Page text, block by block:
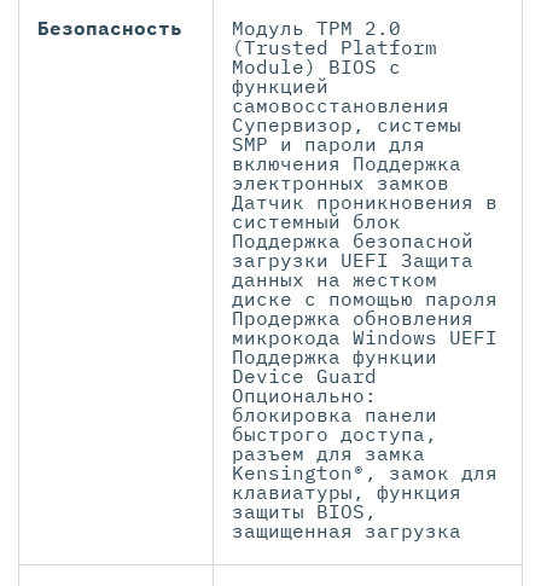
Безопасность
Модуль TPM 2.0
(Trusted Platform
Module) BIOS с
функцией
самовосстановления
Супервизор, системы
SMP и пароли для
включения Поддержка
электронных замков
Датчик проникновения в
системный блок
Поддержка безопасной
загрузки UEFI Защита
данных на жестком
диске с помощью пароля
Продержка обновления
микрокода Windows UEFI
Поддержка функции
Device Guard
Опционально:
блокировка панели
быстрого доступа,
разъем для замка
Kensington®, замок для
клавиатуры, функция
защиты BIOS,
защищенная загрузка